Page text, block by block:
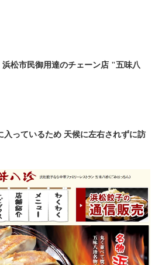
浜松市民御用達のチェーン店 "五味八
入っているため 天候に左右されずに訪